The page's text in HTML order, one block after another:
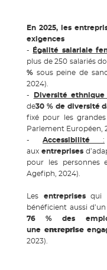
En 2025, les
exigences
-
Égalité salariale
plus de 250 salariés
% sous peine de
2024).
-
Diversité
de30 % de diversité
fixé pour les
Parlement Européen,
- Accessibilité :
aux entreprises
pour les personnes
Agefiph, 2024).
Les entreprisesqui
bénéficient aussi d’un
76 % des
une entreprise
2023).